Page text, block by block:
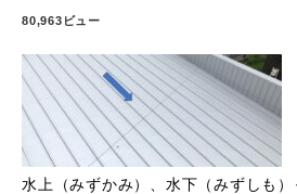
80,963ビュー
水上（みずかみ）、水下（みずしも